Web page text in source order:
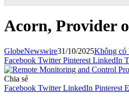
Acorn, Provider
GlobeNewswire31/10/2025Không có
Facebook Twitter Pinterest LinkedIn
Chia sẻ
Facebook Twitter LinkedIn Pinterest